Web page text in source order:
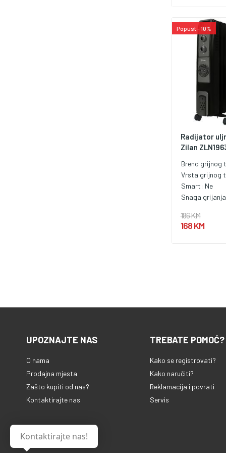
automatski se
pregijavanja ili
prenosiv,
kabla 1.4 met.
Popust - 10%
Radijator
Zilan
Brend grijnog
Vrsta grijnog
Smart: Ne
Snaga
186 KM
168 KM
UPOZNAJTE NAS
O nama
Prodajna mjesta
Zašto kupiti od nas?
Kontaktirajte nas
TREBATE POMOĆ?
Kako se registrovati?
Kako naručiti?
Reklamacija i povrati
Servis
Kontaktirajte nas!